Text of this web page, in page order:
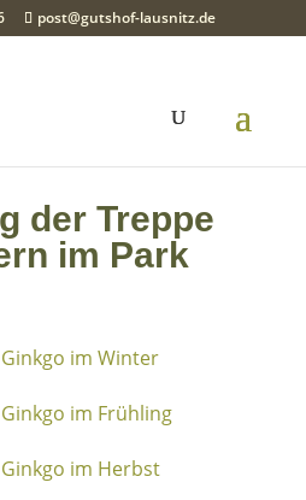
post@gutshof-lausnitz.de
der Treppe
im Park